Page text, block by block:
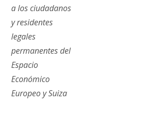
a los ciudadanos
y residentes
legales
permanentes del
Espacio
Económico
Europeo y Suiza